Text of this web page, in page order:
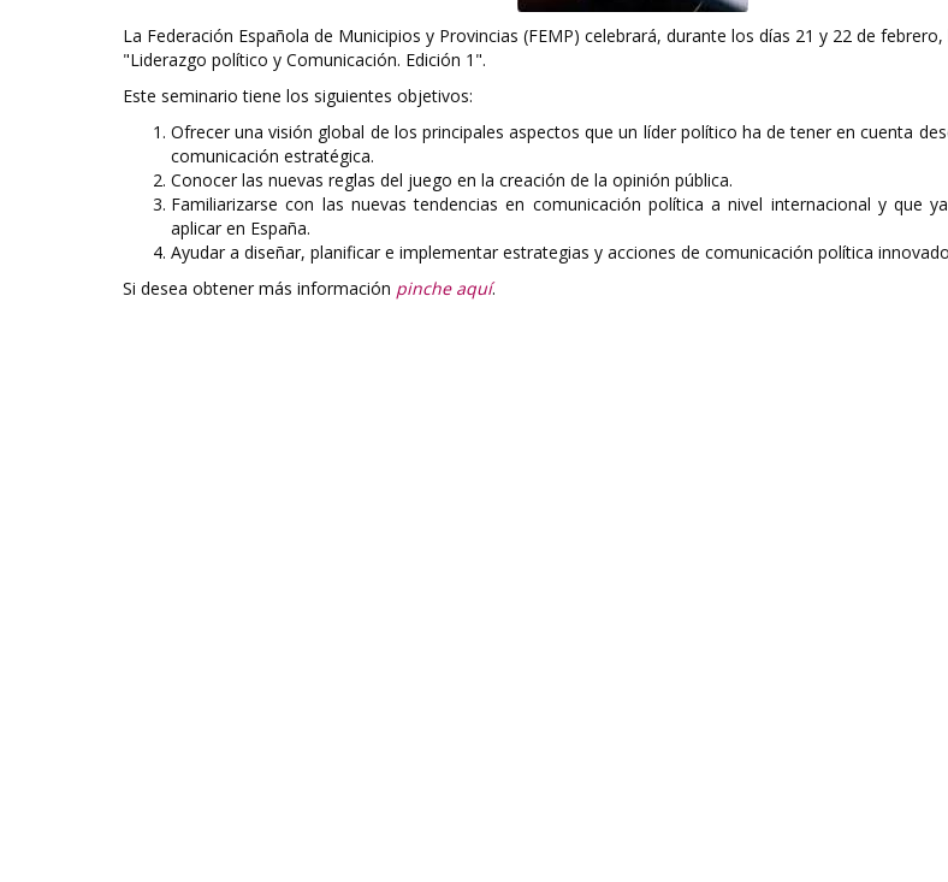
La Federación Española de Municipios y Provincias (FEMP) celebrará, durante los días 21 y 22 de
"Liderazgo político y Comunicación. Edición 1".
Este seminario tiene los siguientes objetivos:
Ofrecer una visión global de los principales aspectos que un líder político ha de tener en cuenta
comunicación estratégica.
Conocer las nuevas reglas del juego en la creación de la opinión pública.
Familiarizarse con las nuevas tendencias en comunicación política a nivel internacional y que
aplicar en España.
Ayudar a diseñar, planificar e implementar estrategias y acciones de comunicación política
Si desea obtener más información pinche aquí.